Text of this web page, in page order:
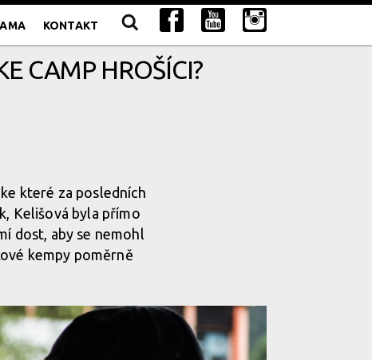
KONTAKT
CAMP HROŠÍCI?
které za posledních
Kelišová byla přímo
dost, aby se nemohl
kempy poměrně